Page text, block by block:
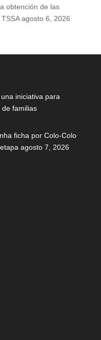
obtención de las
agosto 6, 2026
iniciativa para
familias
ficha por Colo-Colo
agosto 7, 2026